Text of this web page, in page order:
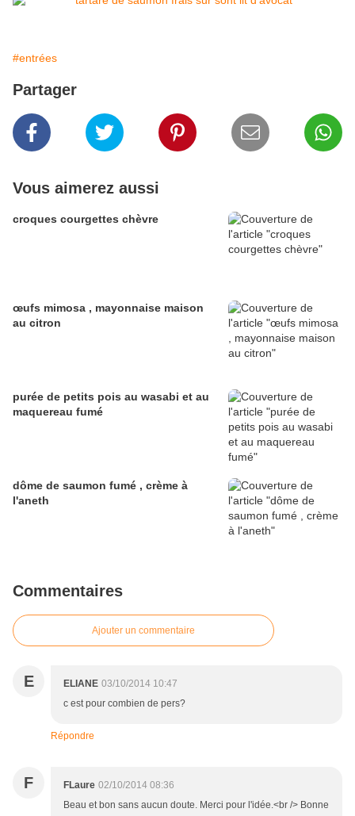
#entrées
Partager
Vous aimerez aussi
croques courgettes chèvre
œufs mimosa , mayonnaise maison
au citron
purée de petits pois au wasabi et au
maquereau fumé
dôme de saumon fumé , crème à
l'aneth
Commentaires
Ajouter un commentaire
E ELIANE 03/10/2014 10:47
c est pour combien de pers?
Répondre
F FLaure 02/10/2014 08:36
Beau et bon sans aucun doute. Merci pour l'idée.<br /> Bonne